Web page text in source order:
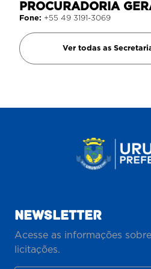
PROCURADORIA
Fone: +55 49 3191-3069
Ver todas as
NEWSLETTER
Acesse as informações
licitações.